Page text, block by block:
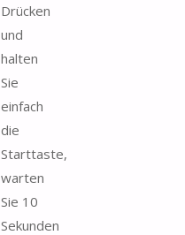
Drücken
und
halten
Sie
einfach
die
Starttaste,
warten
Sie 10
Sekunden